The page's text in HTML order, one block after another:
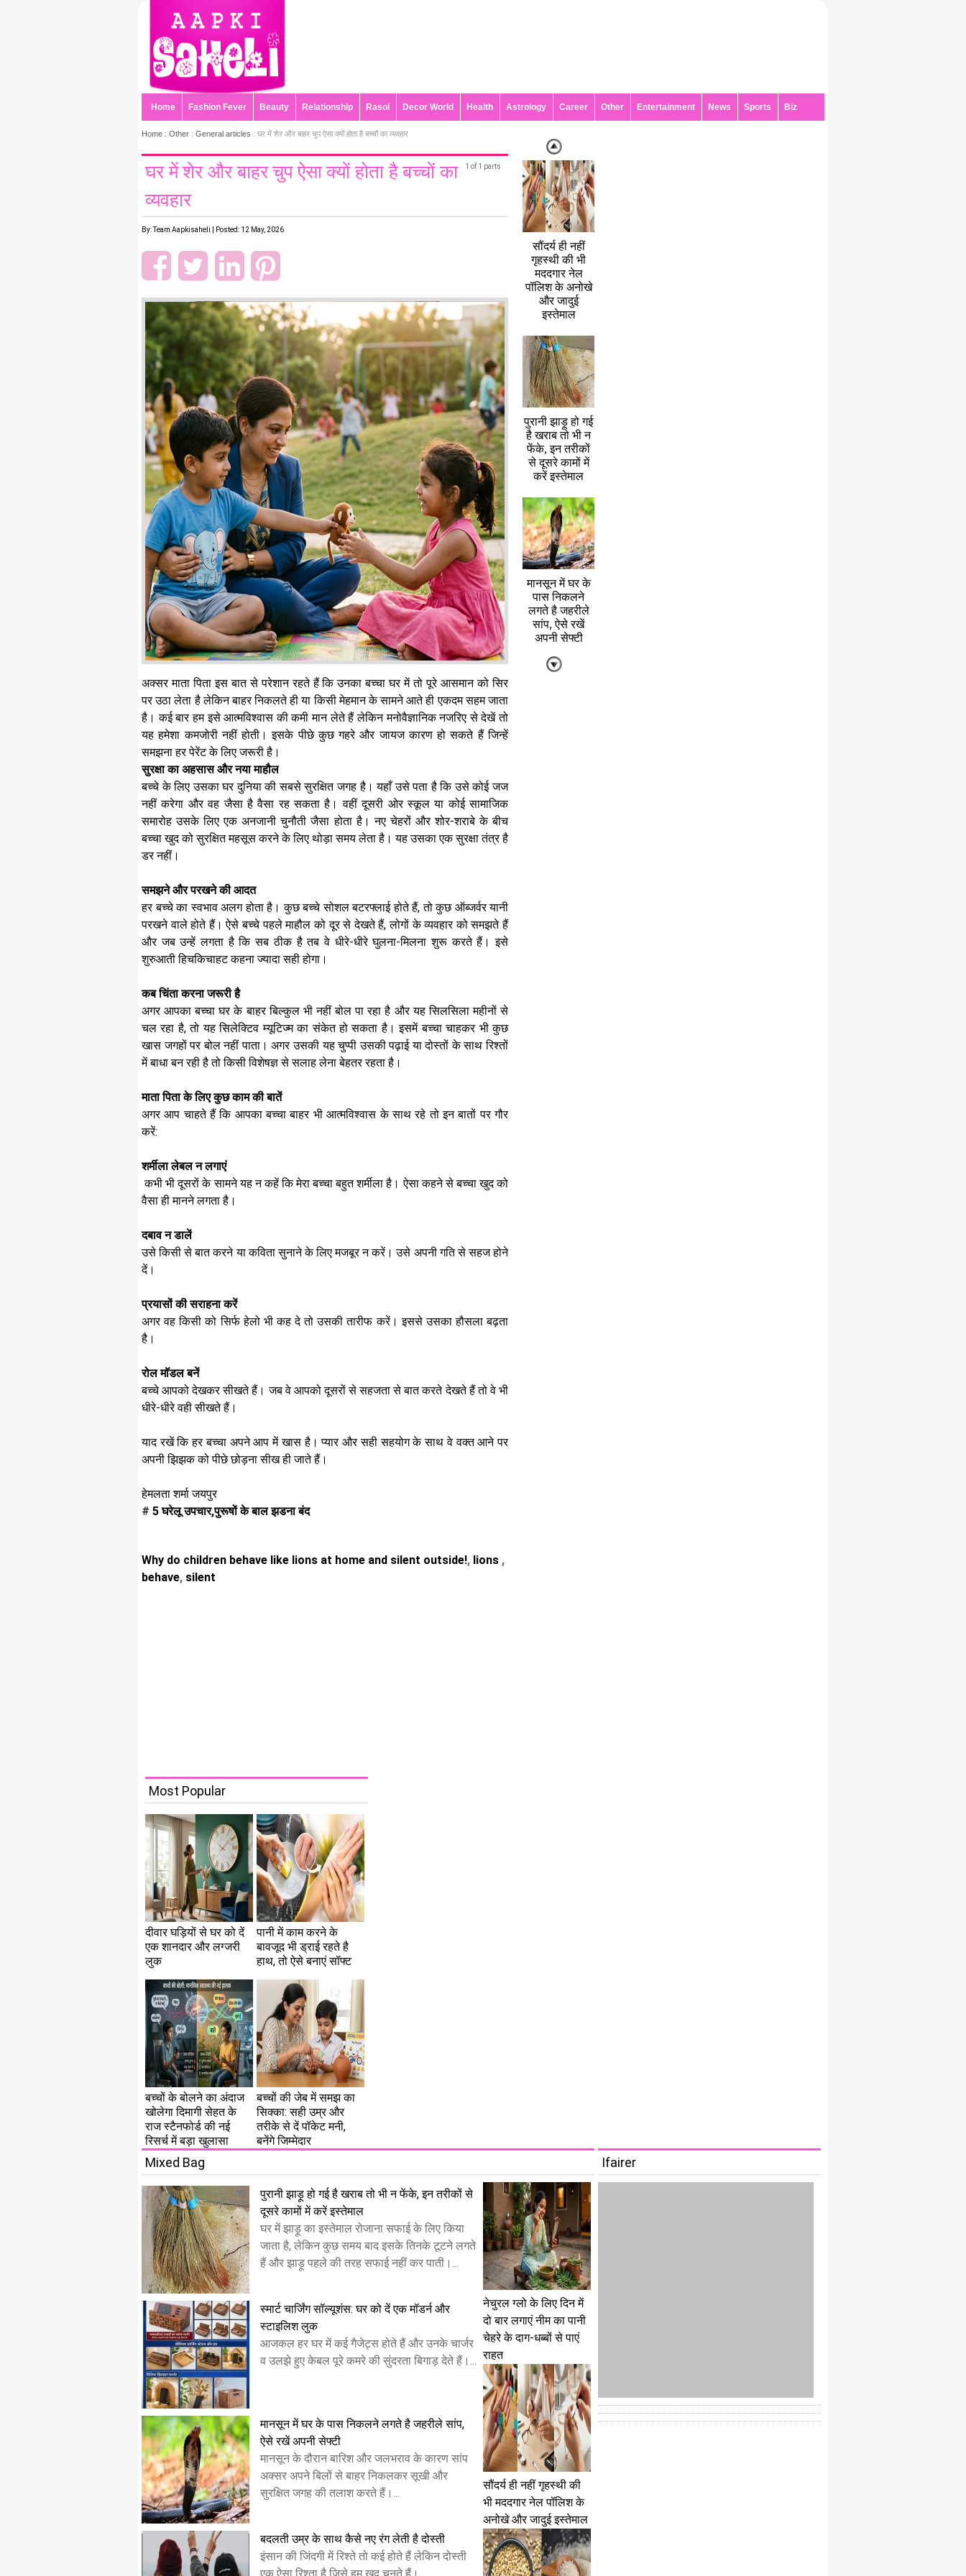
Home Fashion Fever Beauty Relationship Rasoi Decor World Health Astrology Career Other Entertainment News Sports Biz
Home : Other : General articles : घर में शेर और बाहर चुप ऐसा क्यों होता है बच्चों का व्यवहार
1 of 1 parts
घर में शेर और बाहर चुप ऐसा क्यों होता है बच्चों का
व्यवहार
By: Team Aapkisaheli | Posted: 12 May, 2026
अक्सर माता पिता इस बात से परेशान रहते हैं कि उनका बच्चा घर में तो पूरे आसमान को सिर
पर उठा लेता है लेकिन बाहर निकलते ही या किसी मेहमान के सामने आते ही एकदम सहम जाता
है। कई बार हम इसे आत्मविश्वास की कमी मान लेते हैं लेकिन मनोवैज्ञानिक नजरिए से देखें तो
यह हमेशा कमजोरी नहीं होती। इसके पीछे कुछ गहरे और जायज कारण हो सकते हैं जिन्हें
समझना हर पेरेंट के लिए जरूरी है।
सुरक्षा का अहसास और नया माहौल
बच्चे के लिए उसका घर दुनिया की सबसे सुरक्षित जगह है। यहाँ उसे पता है कि उसे कोई जज
नहीं करेगा और वह जैसा है वैसा रह सकता है। वहीं दूसरी ओर स्कूल या कोई सामाजिक
समारोह उसके लिए एक अनजानी चुनौती जैसा होता है। नए चेहरों और शोर-शराबे के बीच
बच्चा खुद को सुरक्षित महसूस करने के लिए थोड़ा समय लेता है। यह उसका एक सुरक्षा तंत्र है
डर नहीं।
समझने और परखने की आदत
हर बच्चे का स्वभाव अलग होता है। कुछ बच्चे सोशल बटरफ्लाई होते हैं, तो कुछ ऑब्जर्वर यानी
परखने वाले होते हैं। ऐसे बच्चे पहले माहौल को दूर से देखते हैं, लोगों के व्यवहार को समझते हैं
और जब उन्हें लगता है कि सब ठीक है तब वे धीरे-धीरे घुलना-मिलना शुरू करते हैं। इसे
शुरुआती हिचकिचाहट कहना ज्यादा सही होगा।
कब चिंता करना जरूरी है
अगर आपका बच्चा घर के बाहर बिल्कुल भी नहीं बोल पा रहा है और यह सिलसिला महीनों से
चल रहा है, तो यह सिलेक्टिव म्यूटिज्म का संकेत हो सकता है। इसमें बच्चा चाहकर भी कुछ
खास जगहों पर बोल नहीं पाता। अगर उसकी यह चुप्पी उसकी पढ़ाई या दोस्तों के साथ रिश्तों
में बाधा बन रही है तो किसी विशेषज्ञ से सलाह लेना बेहतर रहता है।
माता पिता के लिए कुछ काम की बातें
अगर आप चाहते हैं कि आपका बच्चा बाहर भी आत्मविश्वास के साथ रहे तो इन बातों पर गौर
करें:
शर्मीला लेबल न लगाएं
कभी भी दूसरों के सामने यह न कहें कि मेरा बच्चा बहुत शर्मीला है। ऐसा कहने से बच्चा खुद को
वैसा ही मानने लगता है।
दबाव न डालें
उसे किसी से बात करने या कविता सुनाने के लिए मजबूर न करें। उसे अपनी गति से सहज होने
दें।
प्रयासों की सराहना करें
अगर वह किसी को सिर्फ हेलो भी कह दे तो उसकी तारीफ करें। इससे उसका हौसला बढ़ता
है।
रोल मॉडल बनें
बच्चे आपको देखकर सीखते हैं। जब वे आपको दूसरों से सहजता से बात करते देखते हैं तो वे भी
धीरे-धीरे वही सीखते हैं।
याद रखें कि हर बच्चा अपने आप में खास है। प्यार और सही सहयोग के साथ वे वक्त आने पर
अपनी झिझक को पीछे छोड़ना सीख ही जाते हैं।
हेमलता शर्मा जयपुर
# 5 घरेलू उपचार,पुरूषों के बाल झडना बंद
Why do children behave like lions at home and silent outside!, lions ,
behave, silent
सौंदर्य ही नहीं
गृहस्थी की भी
मददगार नेल
पॉलिश के अनोखे
और जादुई
इस्तेमाल
पुरानी झाड़ू हो गई
है खराब तो भी न
फेंके, इन तरीकों
से दूसरे कामों में
करें इस्तेमाल
मानसून में घर के
पास निकलने
लगते है जहरीले
सांप, ऐसे रखें
अपनी सेफ्टी
Most Popular
दीवार घड़ियों से घर को दें
एक शानदार और लग्जरी
लुक
पानी में काम करने के
बावजूद भी ड्राई रहते है
हाथ, तो ऐसे बनाएं सॉफ्ट
बच्चों के बोलने का अंदाज
खोलेगा दिमागी सेहत के
राज स्टैनफोर्ड की नई
रिसर्च में बड़ा खुलासा
बच्चों की जेब में समझ का
सिक्का: सही उम्र और
तरीके से दें पॉकेट मनी,
बनेंगे जिम्मेदार
Mixed Bag
पुरानी झाड़ू हो गई है खराब तो भी न फेंके, इन तरीकों से
दूसरे कामों में करें इस्तेमाल
घर में झाड़ू का इस्तेमाल रोजाना सफाई के लिए किया
जाता है, लेकिन कुछ समय बाद इसके तिनके टूटने लगते
हैं और झाड़ू पहले की तरह सफाई नहीं कर पाती।...
स्मार्ट चार्जिंग सॉल्यूशंस: घर को दें एक मॉडर्न और
स्टाइलिश लुक
​आजकल हर घर में कई गैजेट्स होते हैं और उनके चार्जर
व उलझे हुए केबल पूरे कमरे की सुंदरता बिगाड़ देते हैं।...
मानसून में घर के पास निकलने लगते है जहरीले सांप,
ऐसे रखें अपनी सेफ्टी
मानसून के दौरान बारिश और जलभराव के कारण सांप
अक्सर अपने बिलों से बाहर निकलकर सूखी और
सुरक्षित जगह की तलाश करते हैं।...
बदलती उम्र के साथ कैसे नए रंग लेती है दोस्ती
​इंसान की जिंदगी में रिश्ते तो कई होते हैं लेकिन दोस्ती
नेचुरल ग्लो के लिए दिन में
दो बार लगाएं नीम का पानी
चेहरे के दाग-धब्बों से पाएं
राहत
सौंदर्य ही नहीं गृहस्थी की
भी मददगार नेल पॉलिश के
अनोखे और जादुई इस्तेमाल
Ifairer